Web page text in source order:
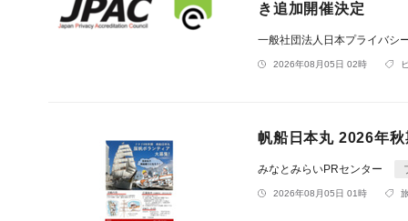
き追加開催決定
一般社団法人日本プライバシ
2026年08月05日 02時
帆船日本丸 2026年
みなとみらいPRセンター
2026年08月05日 01時